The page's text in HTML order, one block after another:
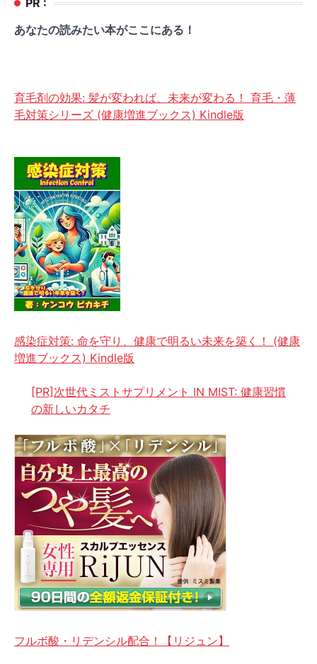
PR :
あなたの読みたい本がここにある！
育毛剤の効果: 髪が変われば、未来が変わる！ 育毛・薄
毛対策シリーズ (健康増進ブックス) Kindle版
感染症対策: 命を守り、健康で明るい未来を築く！ (健康
増進ブックス) Kindle版
[PR]次世代ミストサプリメント IN MIST: 健康習慣
の新しいカタチ
フルボ酸・リデンシル配合！【リジュン】